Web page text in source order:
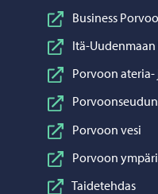
Business Porvoo
Itä-
Porvoon
Porvoon vesi
Porvoon
Taidetehdas